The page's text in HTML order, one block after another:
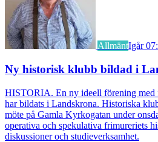
AllmäntIgår
Ny historisk klubb bildad i
HISTORIA. En ny ideell förening med
har bildats i Landskrona. Historiska
möte på Gamla Kyrkogatan under
operativa och spekulativa frimureriets
diskussioner och studieverksamhet.